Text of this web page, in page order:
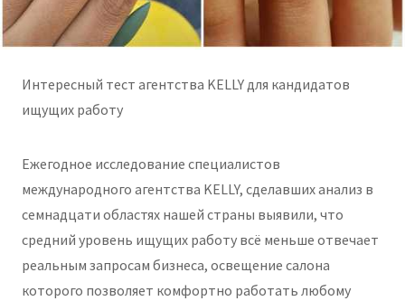
Интересный тест агентства KELLY для кандидатов
ищущих работу
Ежегодное исследование специалистов
международного агентства KELLY, сделавших анализ в
семнадцати областях нашей страны выявили, что
средний уровень ищущих работу всё меньше отвечает
реальным запросам бизнеса, освещение салона
которого позволяет комфортно работать любому